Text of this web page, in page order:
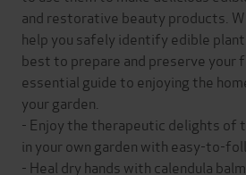
and restorative beauty products.
help you safely identify edible
best to prepare and preserve your
essential guide to enjoying the
your garden.
- Enjoy the therapeutic delights of
in your own garden with easy-to-
- Heal dry hands with calendula balm